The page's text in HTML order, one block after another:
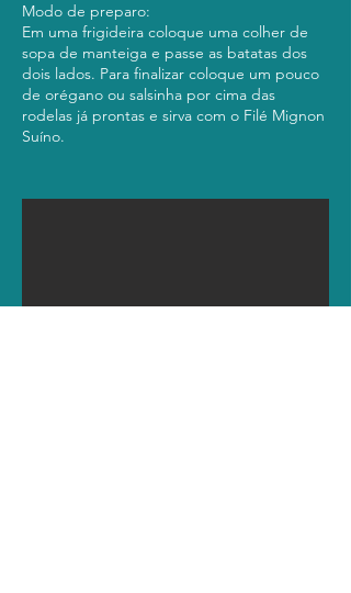
Modo de preparo:
Em uma frigideira coloque uma colher de
sopa de manteiga e passe as batatas dos
dois lados. Para finalizar coloque um pouco
de orégano ou salsinha por cima das
rodelas já prontas e sirva com o Filé Mignon
Suíno.